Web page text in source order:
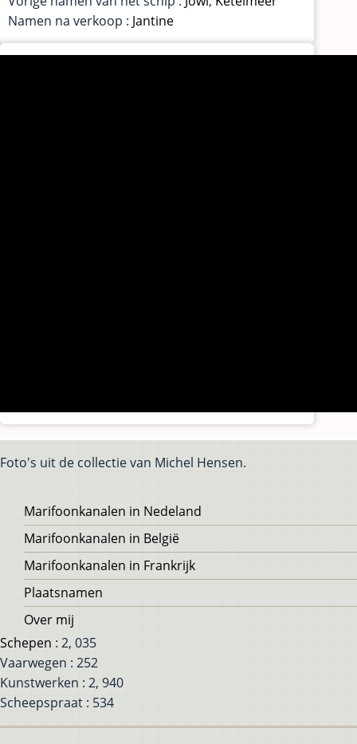
Namen na verkoop : Jantine
Foto's uit de collectie van Michel Hensen.
Voet
Marifoonkanalen in Nedeland
Marifoonkanalen in België
Marifoonkanalen in Frankrijk
Plaatsnamen
Over mij
Schepen : 2, 035
Vaarwegen : 252
Kunstwerken : 2, 940
Scheepspraat : 534